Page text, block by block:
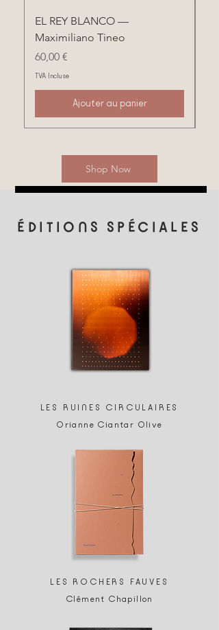
EL REY BLANCO —
Maximiliano Tineo
Prix
60,00 €
TVA Incluse
Ajouter au panier
Shop Now
ÉDITIONS SPÉCIALES
LES RUINES CIRCULAIRES
Orianne Ciantar Olive
LES ROCHERS FAUVES
Clément Chapillon